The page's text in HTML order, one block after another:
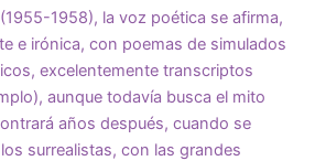
(1955-1958), la voz poética se afirma,
e irónica, con poemas de simulados
excelentemente transcriptos
aunque todavía busca el mito
años después, cuando se
surrealistas, con las grandes